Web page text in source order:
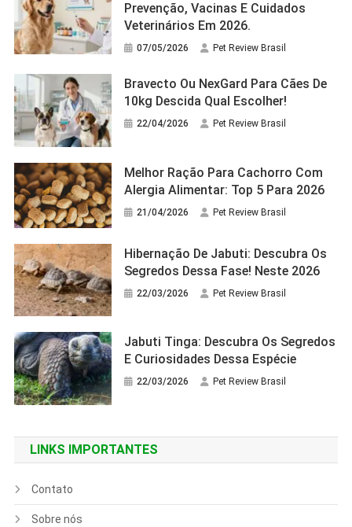
Prevenção, Vacinas E Cuidados
Veterinários Em 2026.
07/05/2026 Pet Review Brasil
Bravecto Ou NexGard Para Cães De
10kg Descida Qual Escolher!
22/04/2026 Pet Review Brasil
Melhor Ração Para Cachorro Com
Alergia Alimentar: Top 5 Para 2026
21/04/2026 Pet Review Brasil
Hibernação De Jabuti: Descubra Os
Segredos Dessa Fase! Neste 2026
22/03/2026 Pet Review Brasil
Jabuti Tinga: Descubra Os Segredos
E Curiosidades Dessa Espécie
22/03/2026 Pet Review Brasil
LINKS IMPORTANTES
Contato
Sobre nós